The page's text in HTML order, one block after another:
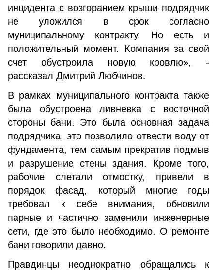
инцидента с возгоранием крыши подрядчик
не уложился в срок согласно
муниципальному контракту. Но есть и
положительный момент. Компания за свой
счет обустроила новую кровлю», -
рассказал Дмитрий Любчинов.
В рамках муниципального контракта также
была обустроена ливневка с восточной
стороны бани. Это была основная задача
подрядчика, это позволило отвести воду от
фундамента, тем самым прекратив подмыв
и разрушение стены здания. Кроме того,
рабочие слетали отмостку, привели в
порядок фасад, который многие годы
требовал к себе внимания, обновили
парные и частично заменили инженерные
сети, где это было необходимо. О ремонте
бани говорили давно.
Правдинцы неоднократно обращались к